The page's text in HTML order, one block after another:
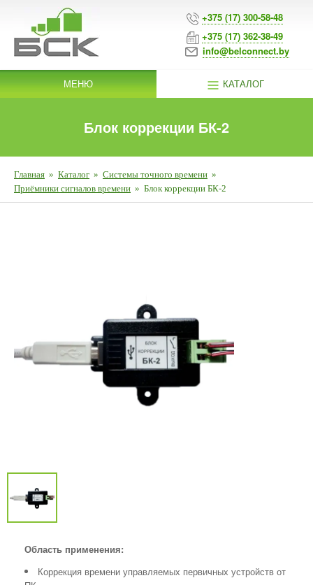
+375 (17) 300-58-48
+375 (17) 362-38-49
info@belconnect.by
МЕНЮ КАТАЛОГ
Блок коррекции БК-2
Главная » Каталог » Системы точного времени »
Приёмники сигналов времени » Блок коррекции БК-2
Область применения:
Коррекция времени управляемых первичных устройств от